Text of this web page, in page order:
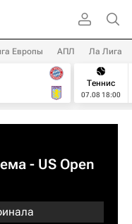
Европы АПЛ Ла Лига
Теннис
07.08 18:00
- US Open